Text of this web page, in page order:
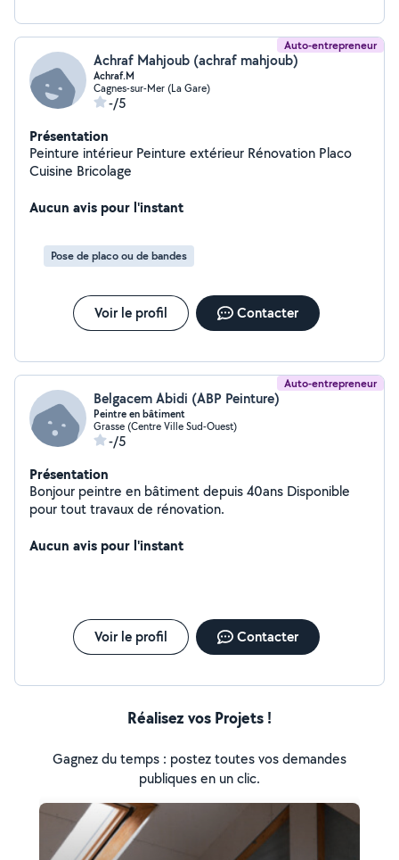
Auto-entrepreneur
Achraf Mahjoub (achraf mahjoub)
Achraf.M
Cagnes-sur-Mer (La Gare)
-/5
Présentation
Peinture intérieur Peinture extérieur Rénovation Placo
Cuisine Bricolage
Aucun avis pour l'instant
Pose de placo ou de bandes
Voir le profil Contacter
Auto-entrepreneur
Belgacem Abidi (ABP Peinture)
Peintre en bâtiment
Grasse (Centre Ville Sud-Ouest)
-/5
Présentation
Bonjour peintre en bâtiment depuis 40ans Disponible
pour tout travaux de rénovation.
Aucun avis pour l'instant
Voir le profil Contacter
Réalisez vos Projets !
Gagnez du temps : postez toutes vos demandes
publiques en un clic.